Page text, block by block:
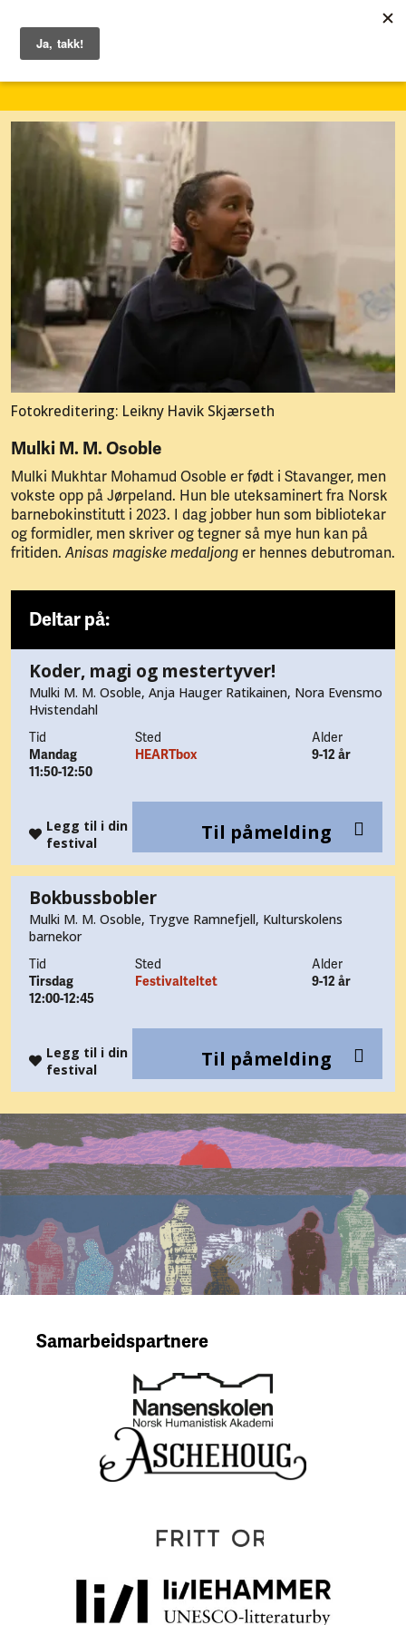
Fotokreditering: Leikny Havik Skjærseth
Mulki M. M. Osoble
Mulki Mukhtar Mohamud Osoble er født i Stavanger, men
vokste opp på Jørpeland. Hun ble uteksaminert fra Norsk
barnebokinstitutt i 2023. I dag jobber hun som bibliotekar
og formidler, men skriver og tegner så mye hun kan på
fritiden. Anisas magiske medaljong er hennes debutroman.
Deltar på:
Koder, magi og mestertyver!
Mulki M. M. Osoble, Anja Hauger Ratikainen, Nora Evensmo
Hvistendahl
Tid
Mandag
11:50-12:50
Sted
HEARTbox
Alder
9-12 år
Til påmelding
Legg til i din
festival
Bokbussbobler
Mulki M. M. Osoble, Trygve Ramnefjell, Kulturskolens
barnekor
Tid
Tirsdag
12:00-12:45
Sted
Festivalteltet
Alder
9-12 år
Til påmelding
Legg til i din
festival
Samarbeidspartnere